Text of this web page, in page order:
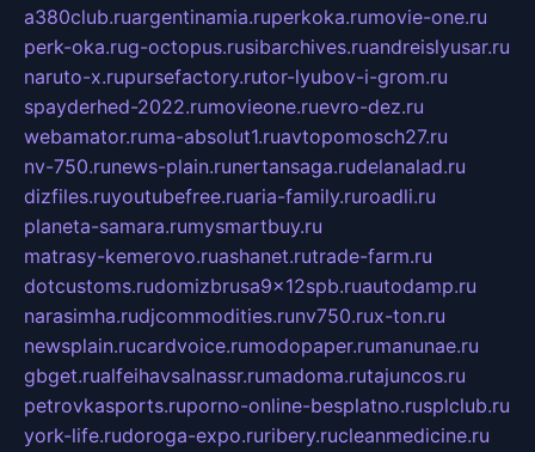
a380club.ruargentinamia.ruperkoka.rumovie-one.ru
perk-oka.rug-octopus.rusibarchives.ruandreislyusar.ru
naruto-x.rupursefactory.rutor-lyubov-i-grom.ru
spayderhed-2022.rumovieone.ruevro-dez.ru
webamator.ruma-absolut1.ruavtopomosch27.ru
nv-750.runews-plain.runertansaga.rudelanalad.ru
dizfiles.ruyoutubefree.ruaria-family.ruroadli.ru
planeta-samara.rumysmartbuy.ru
matrasy-kemerovo.ruashanet.rutrade-farm.ru
dotcustoms.rudomizbrusa9x12spb.ruautodamp.ru
narasimha.rudjcommodities.runv750.rux-ton.ru
newsplain.rucardvoice.rumodopaper.rumanunae.ru
gbget.rualfeihavsalnassr.rumadoma.rutajuncos.ru
petrovkasports.ruporno-online-besplatno.rusplclub.ru
york-life.rudoroga-expo.ruribery.rucleanmedicine.ru